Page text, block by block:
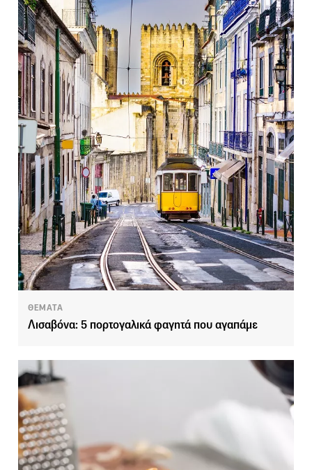
ΘΕΜΑΤΑ
Λισαβόνα: 5 πορτογαλικά φαγητά που αγαπάμε